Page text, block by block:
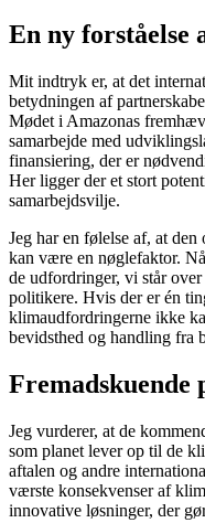
En ny forståelse
Mit indtryk er, at det
betydningen af
Mødet i Amazonas
samarbejde med
finansiering, der er
Her ligger der et stort
samarbejdsvilje.
Jeg har en følelse af, at
kan være en nøglefaktor.
de udfordringer, vi står
politikere. Hvis der er én
klimaudfordringerne ikke
bevidsthed og handling fra
Fremadskuende
Jeg vurderer, at de
som planet lever op til de
aftalen og andre
værste konsekvenser af
innovative løsninger, der